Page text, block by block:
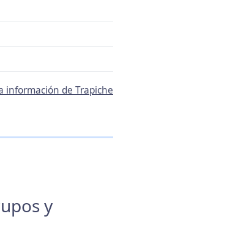
información de Trapiche
y